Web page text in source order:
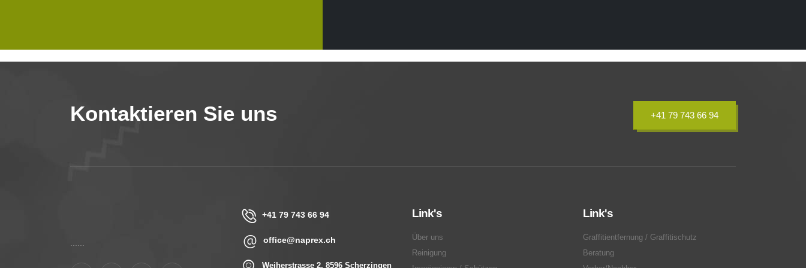
Kontaktieren Sie uns +41 79 743 66 94
+41 79 743 66 94
office@naprex.ch
Weiherstrasse 2, 8596 Scherzingen
Link's
Über uns
Reinigung
Link's
Graffitientfernung / Graffitischutz
Beratung